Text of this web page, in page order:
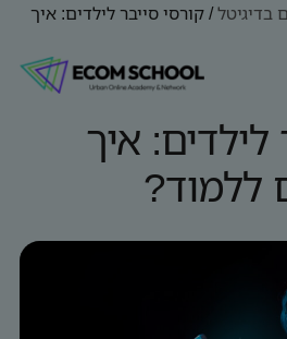
בדיגיטל/קורסי סייבר לילדים: איך
לילדים: איך
ללמוד?